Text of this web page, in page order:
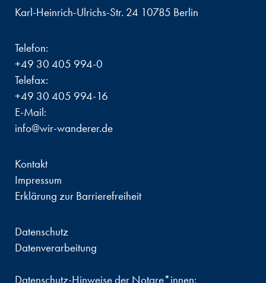
Karl-Heinrich-Ulrichs-Str. 24 10785 Berlin
Telefon:
+49 30 405 994-0
Telefax:
+49 30 405 994-16
E-Mail:
info@wir-wanderer.de
Kontakt
Impressum
Erklärung zur Barrierefreiheit
Datenschutz
Datenverarbeitung
Datenschutz-Hinweise der Notare*innen: